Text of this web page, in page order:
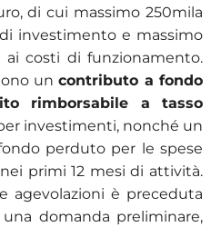
di cui massimo 250mila
investimento e massimo
costi di funzionamento.
uncontributo a fondo
rimborsabile a tasso
investimenti, nonché un
perduto per le spese
primi 12 mesi di attività.
agevolazioni è preceduta
domanda preliminare,